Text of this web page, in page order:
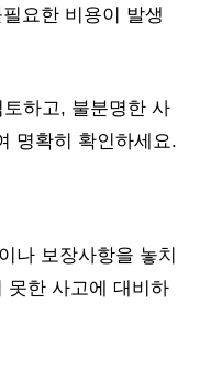
요한 비용이 발생
하고, 불분명한 사
명확히 확인하세요.
나 보장사항을 놓치
못한 사고에 대비하